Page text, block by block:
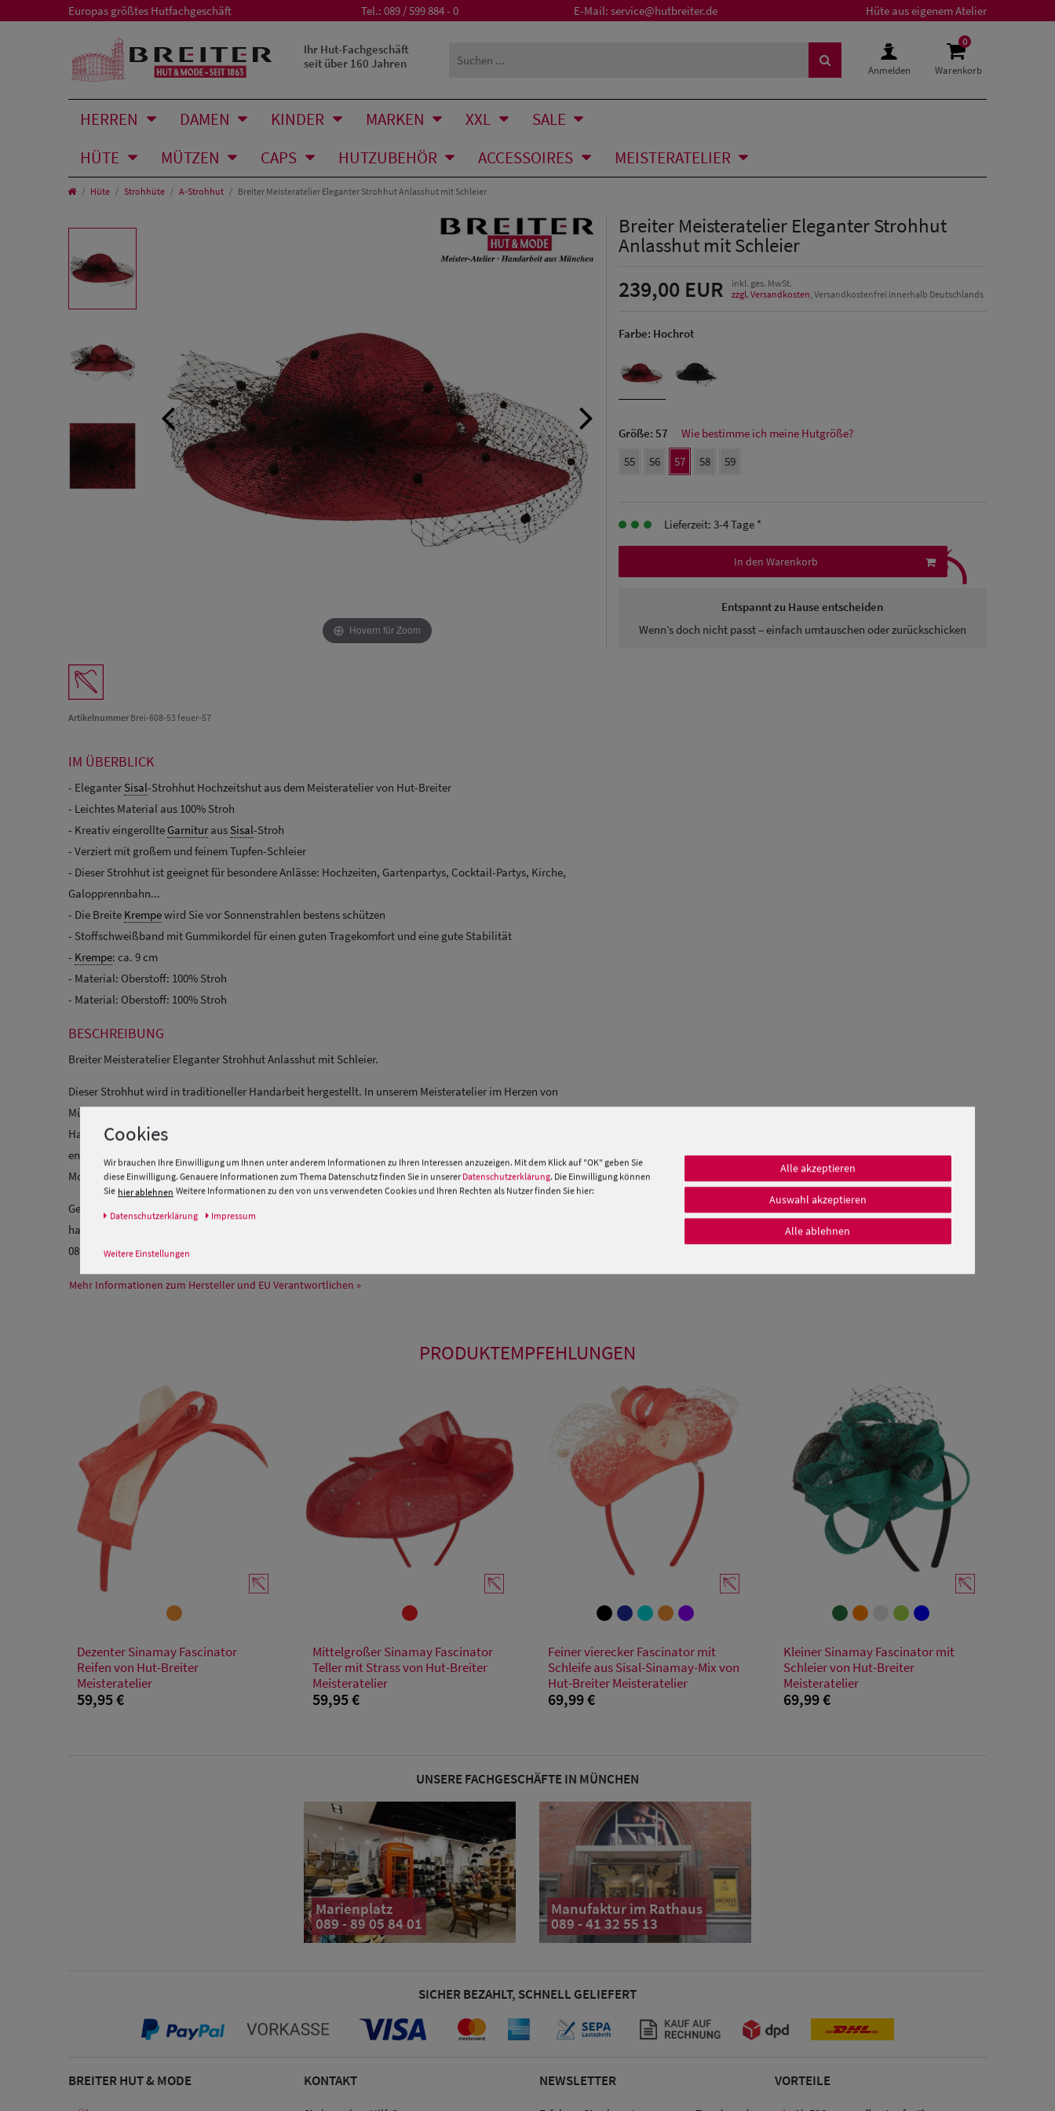
Europas größtes Hutfachgeschäft Tel.: 089 / 599 884 - 0 E-Mail: service@hutbreiter.de Hüte aus eigenem Atelier
Ihr Hut-Fachgeschäft
seit über 160 Jahren
Anmelden
0
Warenkorb
HERREN DAMEN KINDER MARKEN XXL
SALE
HÜTE
MÜTZEN CAPS HUTZUBEHÖR ACCESSOIRES MEISTERATELIER
Hüte Strohhüte A-Strohhut Breiter Meisteratelier Eleganter Strohhut Anlasshut mit Schleier
Hovern für Zoom
ArtikelnummerBrei-608-53 feuer-57
Breiter Meisteratelier Eleganter Strohhut
Anlasshut mit Schleier
239,00 EUR
inkl. ges. MwSt.
zzgl. Versandkosten, Versandkostenfrei innerhalb Deutschlands
Farbe: Hochrot
Größe: 57
Wie bestimme ich meine Hutgröße?
55
56 57 58 59
Lieferzeit: 3-4 Tage *
In den Warenkorb
Entspannt zu Hause entscheiden
Wenn’s doch nicht passt – einfach umtauschen oder zurückschicken
⤹
IM ÜBERBLICK
- Eleganter Sisal-Strohhut Hochzeitshut aus dem Meisteratelier von Hut-Breiter
- Leichtes Material aus 100% Stroh
- Kreativ eingerollte Garnitur aus Sisal-Stroh
- Verziert mit großem und feinem Tupfen-Schleier
- Dieser Strohhut ist geeignet für besondere Anlässe: Hochzeiten, Gartenpartys, Cocktail-Partys, Kirche,
Galopprennbahn...
- Die Breite Krempewird Sie vor Sonnenstrahlen bestens schützen
- Stoffschweißband mit Gummikordel für einen guten Tragekomfort und eine gute Stabilität
- Krempe: ca. 9 cm
- Material: Oberstoff: 100% Stroh
- Material: Oberstoff: 100% Stroh
BESCHREIBUNG
Breiter Meisteratelier Eleganter Strohhut Anlasshut mit Schleier.
Dieser Strohhut wird in traditioneller Handarbeit hergestellt. In unserem Meisteratelier im Herzen von
München fertigen wir seit nun mehr als 155 Jahren in individuelle Damenhüte und Mützen in präziser
Handarbeit an. Dabei ist jeder Hut einzigartig und von höchster Qualität. Neben einigen Standard Modellen
entwickeln unsere Modistinnen unzählige neue Modelle – natürlich immer passend zu den aktuellen
Modetrends.
Gerne fertigen wir auch Ihren ganz persönlichen Hut nach Maß. Wenn Sie spezielle Fragen oder Wünsche
haben, beraten wir Sie gerne am Telefon. Sie erreichen unsere Stilberater von Mo.-Fr. 09:00 – 17:00 Uhr unter
089 / 599 884 – 38 oder über unser
Mehr Informationen zum Hersteller und EU Verantwortlichen »
PRODUKTEMPFEHLUNGEN
Einheitsgröße
Dezenter Sinamay Fascinator
Reifen von Hut-Breiter
Meisteratelier
59,95 €
Einheitsgröße
Mittelgroßer Sinamay Fascinator
Teller mit Strass von Hut-Breiter
Meisteratelier
59,95 €
Einheitsgröße
Feiner vierecker Fascinator mit
Schleife aus Sisal-Sinamay-Mix von
Hut-Breiter Meisteratelier
69,99 €
Einheitsgröße
Kleiner Sinamay Fascinator mit
Schleier von Hut-Breiter
Meisteratelier
69,99 €
UNSERE FACHGESCHÄFTE IN MÜNCHEN
Marienplatz
089 - 89 05 84 01
Manufaktur im Rathaus
089 - 41 32 55 13
SICHER BEZAHLT, SCHNELL GELIEFERT
BREITER HUT & MODE KONTAKT NEWSLETTER VORTEILE
Cookies
Wir brauchen Ihre Einwilligung um Ihnen unter anderem Informationen zu Ihren Interessen anzuzeigen. Mit dem Klick auf "OK" geben Sie
diese Einwilligung. Genauere Informationen zum Thema Datenschutz finden Sie in unserer Datenschutzerklärung. Die Einwilligung können
Sie hier ablehnen Weitere Informationen zu den von uns verwendeten Cookies und Ihren Rechten als Nutzer finden Sie hier:
Daten­schutz­erklärung Impressum
Weitere Einstellungen
Alle akzeptieren
Auswahl akzeptieren
Alle ablehnen